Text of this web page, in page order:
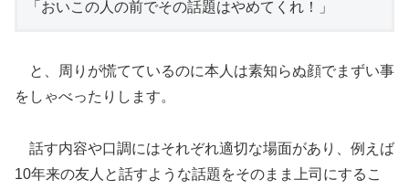
「おいこの人の前でその話題はやめてくれ！」
と、周りが慌てているのに本人は素知らぬ顔でまずい事
をしゃべったりします。
話す内容や口調にはそれぞれ適切な場面があり、例えば
10年来の友人と話すような話題をそのまま上司にするこ